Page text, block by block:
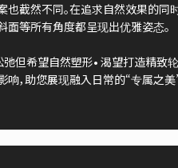
截然不同。在追求自然效果的同
面等所有角度都呈现出优雅姿态。
弛但希望自然塑形• 渴望打造精致
，助您展现融入日常的“专属之